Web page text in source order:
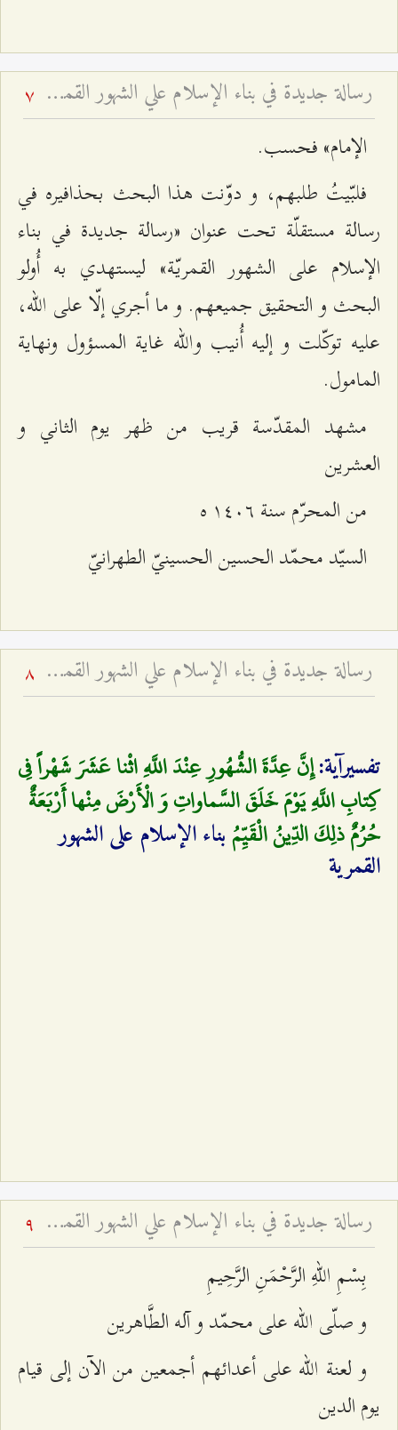
رسالة‌ جديدة‌ في‌ بناء الإسلام‌ علي الشهور القمرية - و تفسير آية: (إِنَّ عِدَّةَ الشُّهُورِ عِنْدَ اللَّهِ اثْنا عَشَرَ شَهْراً فِي كِتابِ اللَّهِ يَوْمَ خَلَقَ السَّماواتِ وَ الْأَرْضَ مِنْها أَرْبَعَةٌ حُرُمٌ ذلِكَ الدِّينُ الْقَيِّم‏) - بحث تفسيري روائي فقهي وتاريخي 7
الإمام» فحسب.
فلبّيتُ طلبهم، و دوّنت هذا البحث بحذافيره في
رسالة مستقلّة تحت عنوان «رسالة جديدة في بناء
الإسلام على الشهور القمريّة» ليستهدي به أُولو
البحث و التحقيق جميعهم. و ما أجري إلّا على الله،
عليه توكّلت و إليه أُنيب والله غاية المسؤول ونهاية
المامول.
مشهد المقدّسة قريب من ظهر يوم الثاني و
العشرين‌
من المحرّم سنة ۱٤۰٦ ه‌
السيّد محمّد الحسين الحسينيّ الطهرانيّ‌
رسالة‌ جديدة‌ في‌ بناء الإسلام‌ علي الشهور القمرية - و تفسير آية: (إِنَّ عِدَّةَ الشُّهُورِ عِنْدَ اللَّهِ اثْنا عَشَرَ شَهْراً فِي كِتابِ اللَّهِ يَوْمَ خَلَقَ السَّماواتِ وَ الْأَرْضَ مِنْها أَرْبَعَةٌ حُرُمٌ ذلِكَ الدِّينُ الْقَيِّم‏) - بحث تفسيري روائي فقهي وتاريخي 8
تفسيرآية:إِنَّ عِدَّةَ الشُّهُورِ عِنْدَ اللَّهِ اثْنا عَشَرَ شَهْراً فِي
كِتابِ اللَّهِ يَوْمَ خَلَقَ السَّماواتِ وَ الْأَرْضَ مِنْها أَرْبَعَةٌ
حُرُمٌ ذلِكَ الدِّينُ الْقَيِّمُ‌بناء الإسلام على الشهور
القمرية
رسالة‌ جديدة‌ في‌ بناء الإسلام‌ علي الشهور القمرية - و تفسير آية: (إِنَّ عِدَّةَ الشُّهُورِ عِنْدَ اللَّهِ اثْنا عَشَرَ شَهْراً فِي كِتابِ اللَّهِ يَوْمَ خَلَقَ السَّماواتِ وَ الْأَرْضَ مِنْها أَرْبَعَةٌ حُرُمٌ ذلِكَ الدِّينُ الْقَيِّم‏) - بحث تفسيري روائي فقهي وتاريخي 9
بِسْمِ اللهِ الرَّحْمَنِ الرَّحِيمِ‌
و صلّى الله على محمّد و آله الطَّاهرين‌
و لعنة الله على أعدائهم أجمعين من الآن إلى قيام
يوم الدين‌